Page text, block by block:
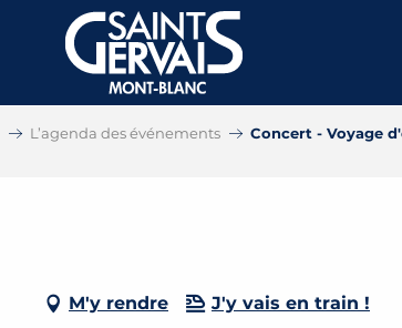
L’agenda des événements Concert - Voyage
M'y rendre J'y vais en train !